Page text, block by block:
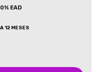
EAD
12 MESES